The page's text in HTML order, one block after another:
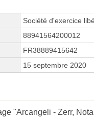
Société d'exercice
88941564200012
FR38889415642
15 septembre 2020
"Arcangeli - Zerr,